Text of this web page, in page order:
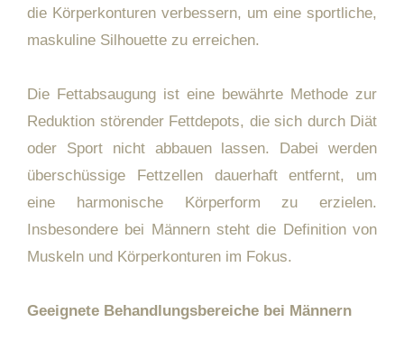
die Körperkonturen verbessern, um eine sportliche,
maskuline Silhouette zu erreichen.
Die Fettabsaugung ist eine bewährte Methode zur
Reduktion störender Fettdepots, die sich durch Diät
oder Sport nicht abbauen lassen. Dabei werden
überschüssige Fettzellen dauerhaft entfernt, um
eine harmonische Körperform zu erzielen.
Insbesondere bei Männern steht die Definition von
Muskeln und Körperkonturen im Fokus.
Geeignete Behandlungsbereiche bei Männern